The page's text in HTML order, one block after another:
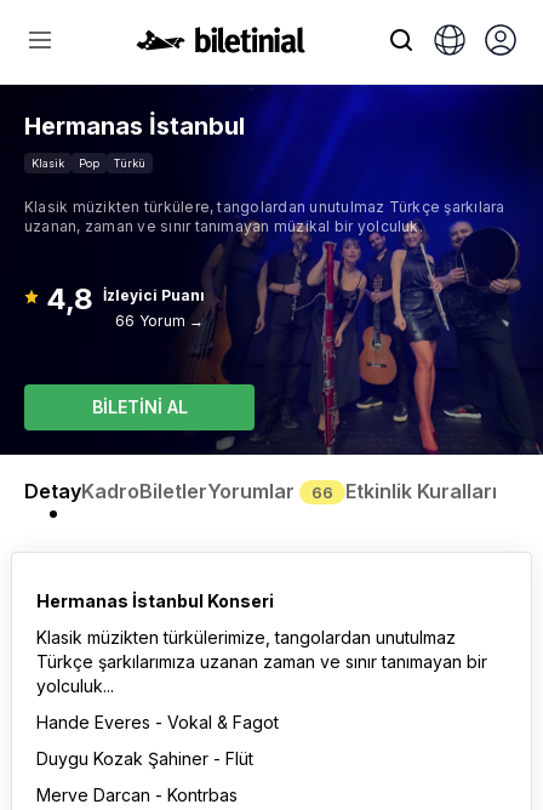
Hermanas İstanbul
Klasik Pop Türkü
Klasik müzikten türkülere, tangolardan unutulmaz Türkçe şarkılara
uzanan, zaman ve sınır tanımayan müzikal bir yolculuk.
4,8 İzleyici Puanı
66 Yorum →
BİLETİNİ AL
DetayKadroBiletlerYorumlar 66 Etkinlik Kuralları
Hermanas İstanbul Konseri
Klasik müzikten türkülerimize, tangolardan unutulmaz
Türkçe şarkılarımıza uzanan zaman ve sınır tanımayan bir
yolculuk...
Hande Everes - Vokal & Fagot
Duygu Kozak Şahiner - Flüt
Merve Darcan - Kontrbas